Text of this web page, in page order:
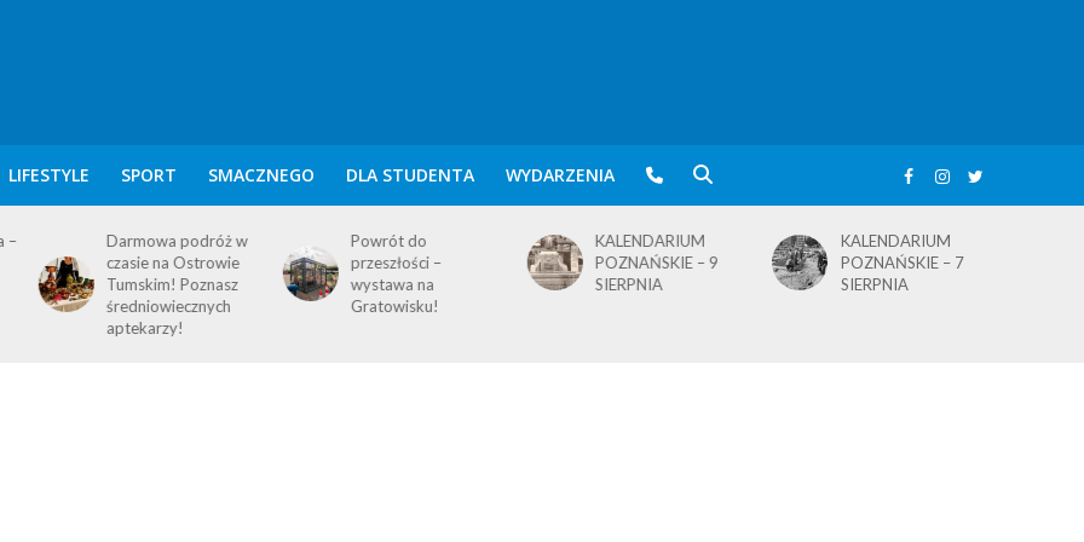
LIFESTYLE SPORT SMACZNEGO DLA STUDENTA WYDARZENIA
Powrót do
przeszłości –
wystawa na
Gratowisku!
KALENDARIUM
POZNAŃSKIE – 9
SIERPNIA
KALENDARIUM
POZNAŃSKIE – 7
SIERPNIA
KALENDARIUM
POZNAŃSKIE – 5
SIERPNIA